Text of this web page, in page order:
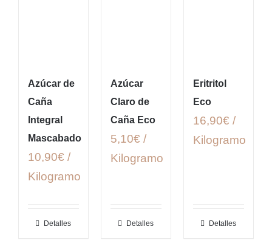
Azúcar de
Caña
Integral
Mascabado
10,90€ /
Kilogramo
Detalles
Azúcar
Claro de
Caña Eco
5,10€ /
Kilogramo
Detalles
Eritritol
Eco
16,90€ /
Kilogramo
Detalles